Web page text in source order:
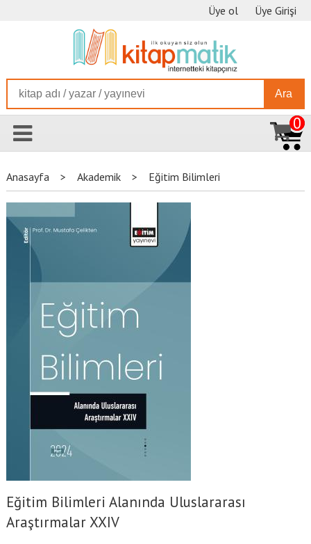
Üye ol Üye Girişi
Ara
0
Anasayfa > Akademik > Eğitim Bilimleri
Eğitim Bilimleri Alanında Uluslararası
Araştırmalar XXIV